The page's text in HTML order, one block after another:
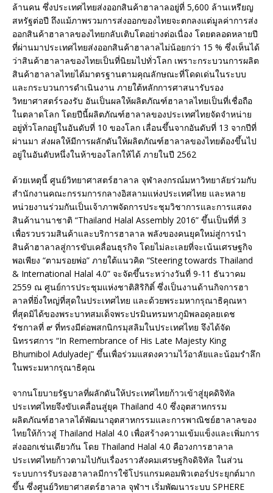
ล้านคน ซึ่งประเทศไทยส่งออกสินค้าฮาลาลอยู่ที่ 5,600 ล้านเหรียญ
สหรัฐต่อปี ถึงแม้ภาพรวมการส่งออกของไทยจะตกลงแต่มูลค่าการส่ง
ออกสินค้าฮาลาลของไทยกลับเติบโตอย่างต่อเนื่อง โดยตลอดหลายปี
ที่ผ่านมาประเทศไทยส่งออกสินค้าฮาลาลไม่น้อยกว่า 15 % ซึ่งเห็นได้
ว่าสินค้าฮาลาลของไทยเป็นที่นิยมไปทั่วโลก เพราะกระบวนการผลิต
สินค้าฮาลาลไทยได้มาตรฐานตามคุณลักษณะที่โดดเด่นในระบบ
และกระบวนการดำเนินงาน ภายใต้หลักการศาสนารับรอง
วิทยาศาสตร์รองรับ อันเป็นผลให้ผลิตภัณฑ์ฮาลาลไทยเป็นที่เชื่อถือ
ในตลาดโลก โดยปีนี้ผลิตภัณฑ์ฮาลาลของประเทศไทยจัดจำหน่าย
อยู่ทั่วโลกอยู่ในอันดับที่ 10 ของโลก เลื่อนขึ้นจากอันดับที่ 13 จากปีที่
ผ่านมา ส่งผลให้มีการผลักดันให้ผลิตภัณฑ์ฮาลาลของไทยต้องขึ้นไป
อยู่ในอันดับหนึ่งในห้าของโลกให้ได้ ภายในปี 2562
ด้วยเหตุนี้ ศูนย์วิทยาศาสตร์ฮาลาล จุฬาลงกรณ์มหาวิทยาลัยร่วมกับ
สำนักงานคณะกรรมการกลางอิสลามแห่งประเทศไทย และหลาย
หน่วยงานร่วมกันเป็นเจ้าภาพจัดการประชุมวิชาการและการแสดง
สินค้านานาชาติ “Thailand Halal Assembly 2016” ขึ้นเป็นที่ที่ 3
เพื่อรวบรวมสินค้าและบริการฮาลาล พลังของคนยุคใหม่สู่การนำ
สินค้าฮาลาลสู่การขับเคลื่อนธุรกิจ โดยไม่ละเลยที่จะเน้นเศรษฐกิจ
พอเพียง “ตามรอยพ่อ” ภายใต้แนวคิด “Steering towards Thailand
& International Halal 4.0” จะจัดขึ้นระหว่างวันที่ 9-11 ธันวาคม
2559 ณ ศูนย์การประชุมแห่งชาติสิริกิติ์ ซึ่งเป็นงานด้านกิจการฮา
ลาลที่ยิ่งใหญ่ที่สุดในประเทศไทย และด้วยพระมหากรุณาธิคุณหา
ที่สุดมิได้ของพระบาทสมเด็จพระปรมินทรมหาภูมิพลอดุลยเดช
รัชกาลที่ ๙ ที่ทรงมีต่อพสกนิกรมุสลิมในประเทศไทย จึงได้จัด
นิทรรศการ “In Remembrance of His Late Majesty King
Bhumibol Adulyadej” ขึ้นเพื่อร่วมแสดงความไว้อาลัยและน้อมรำลึก
ในพระมหากรุณาธิคุณ
จากนโยบายรัฐบาลที่ผลักดันให้ประเทศไทยก้าวเข้าสู่ยุคดิจิทัล
ประเทศไทยจึงขับเคลื่อนสู่ยุค Thailand 4.0 ซึ่งอุตสาหกรรม
ผลิตภัณฑ์ฮาลาลได้พัฒนาอุตสาหกรรมและการพาณิชย์ฮาลาลของ
ไทยให้ก้าวสู่ Thailand Halal 4.0 เพื่อสร้างความเข้มแข็งและเพิ่มการ
ส่งออกเช่นเดียวกัน โดย Thailand Halal 4.0 คือวงการฮาลาล
ประเทศไทยก้าวตามไปกับเรื่องราวสังคมเศรษฐกิจดิจิทัล ในส่วน
ระบบการรับรองฮาลาลมีการใช้โปรแกรมคอมพิวเตอร์ประยุกต์มาก
ขึ้น ซึ่งศูนย์วิทยาศาสตร์ฮาลาล จุฬาฯ เริ่มพัฒนาระบบ SPHERE